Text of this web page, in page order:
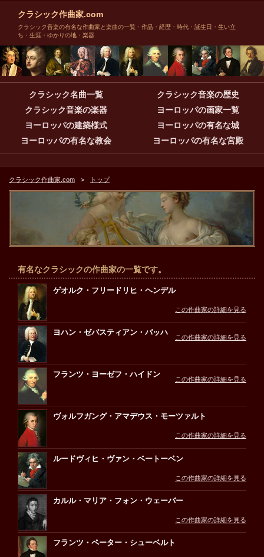
クラシック作曲家.com
クラシック音楽の有名な作曲家と楽曲の一覧・作品・経歴・時代・誕生日・生い立
ち・生涯・ゆかりの地・楽器
クラシック名曲一覧
クラシック音楽の歴史
クラシック音楽の楽器
ヨーロッパの画家一覧
ヨーロッパの建築様式
ヨーロッパの有名な城
ヨーロッパの有名な教会
ヨーロッパの有名な宮殿
クラシック作曲家.com トップ
有名なクラシックの作曲家の一覧です。
ゲオルク・フリードリヒ・ヘンデル
この作曲家の詳細を見る
ヨハン・ゼバスティアン・バッハ
この作曲家の詳細を見る
フランツ・ヨーゼフ・ハイドン
この作曲家の詳細を見る
ヴォルフガング・アマデウス・モーツァルト
この作曲家の詳細を見る
ルードヴィヒ・ヴァン・ベートーベン
この作曲家の詳細を見る
カルル・マリア・フォン・ウェーバー
この作曲家の詳細を見る
フランツ・ペーター・シューベルト